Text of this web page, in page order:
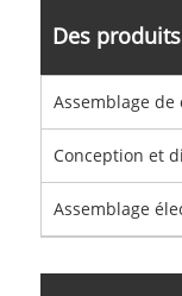
Des produits
Assemblage
Conception et
Assemblage